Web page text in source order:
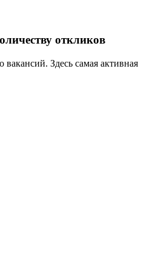
откликов
вакансий. Здесь самая активная